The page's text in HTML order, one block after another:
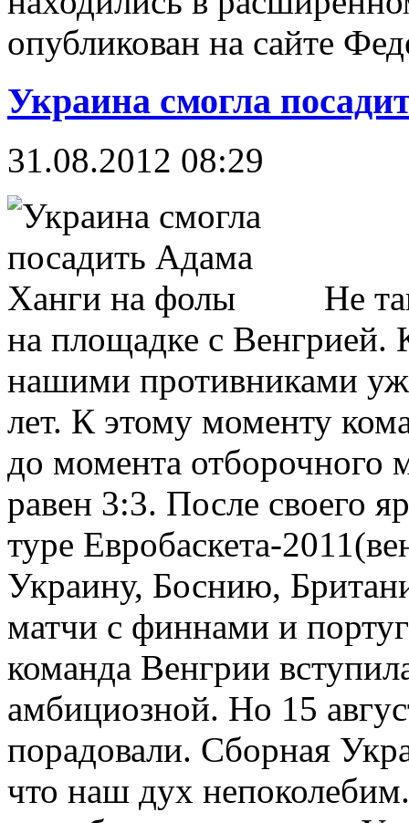
опубликован на сайте
Украина смогла
31.08.2012 08:29
Не
на площадке с Венгрией.
нашими противниками
лет. К этому моменту
до момента отборочного
равен 3:3. После своего
туре Евробаскета-
Украину, Боснию,
матчи с финнами и
команда Венгрии
амбициозной. Но 15
порадовали. Сборная
что наш дух